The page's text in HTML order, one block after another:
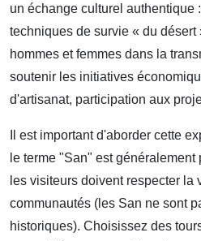
un échange culturel authentique
techniques de survie « du
hommes et femmes dans la
soutenir les initiatives
d'artisanat, participation aux
Il est important d'aborder cette
le terme "San" est
les visiteurs doivent respecter la
communautés (les San ne sont
historiques). Choisissez des